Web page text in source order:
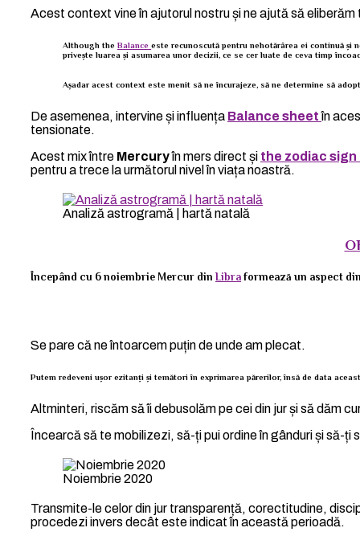
Acest context vine în ajutorul nostru și ne ajută să
Although the Balance este recunoscută pentru nehotărârea ei continuă și
privește luarea și asumarea unor decizii, ce se cer luate de ceva timp
Așadar acest context este menit să ne încurajeze, să ne determine să
De asemenea, intervine și influența Balance sheet în
tensionate.
Acest mix între Mercuryîn mers direct și the zodiac sign
pentru a trece la următorul nivel în viața noastră.
Analiză astrogramă | hartă natală
Începând cu 6 noiembrie Mercur din Libra formează un aspect
Se pare că ne întoarcem puțin de unde am plecat.
Putem redeveni ușor ezitanți și temători în exprimarea părerilor, însă de data
Altminteri, riscăm să îi debusolăm pe cei din jur și să dăm
Încearcă să te mobilizezi, să-ți pui ordine în gânduri și să-
Noiembrie 2020
Transmite-le celor din jur transparență, corectitudine,
procedezi invers decât este indicat în această perioadă.